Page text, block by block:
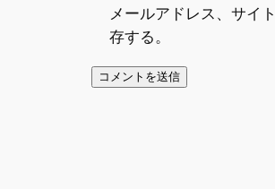
メールアドレス、サイ
存する。